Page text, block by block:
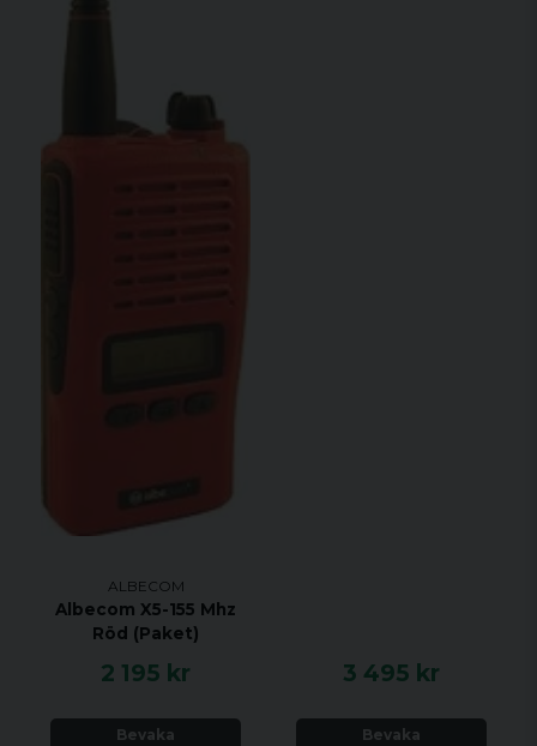
ALBECOM
Albecom X5-155 Mhz
Röd (Paket)
2 195 kr
Bevaka
3 495 kr
Bevaka